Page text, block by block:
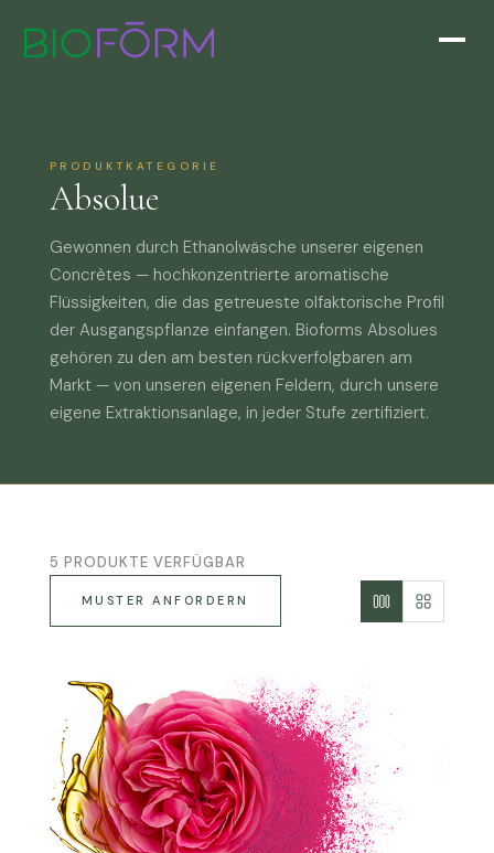
PRODUKTKATEGORIE
Absolue
Gewonnen durch Ethanolwäsche unserer eigenen
Concrètes — hochkonzentrierte aromatische
Flüssigkeiten, die das getreueste olfaktorische Profil
der Ausgangspflanze einfangen. Bioforms Absolues
gehören zu den am besten rückverfolgbaren am
Markt — von unseren eigenen Feldern, durch unsere
eigene Extraktionsanlage, in jeder Stufe zertifiziert.
5 PRODUKTE VERFÜGBAR
MUSTER ANFORDERN